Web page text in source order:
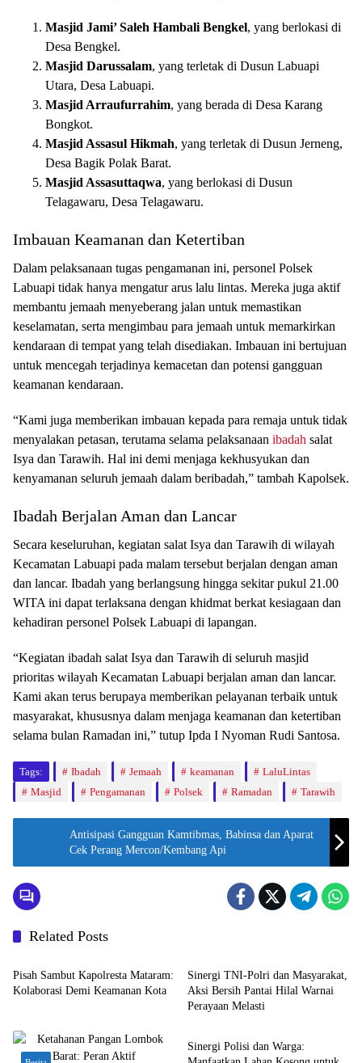
Masjid Jami’ Saleh Hambali Bengkel, yang berlokasi di
Desa Bengkel.
Masjid Darussalam, yang terletak di Dusun Labuapi
Utara, Desa Labuapi.
Masjid Arraufurrahim, yang berada di Desa Karang
Bongkot.
Masjid Assasul Hikmah, yang terletak di Dusun Jerneng,
Desa Bagik Polak Barat.
Masjid Assasuttaqwa, yang berlokasi di Dusun
Telagawaru, Desa Telagawaru.
Imbauan Keamanan dan Ketertiban
Dalam pelaksanaan tugas pengamanan ini, personel Polsek
Labuapi tidak hanya mengatur arus lalu lintas. Mereka juga aktif
membantu jemaah menyeberang jalan untuk memastikan
keselamatan, serta mengimbau para jemaah untuk memarkirkan
kendaraan di tempat yang telah disediakan. Imbauan ini bertujuan
untuk mencegah terjadinya kemacetan dan potensi gangguan
keamanan kendaraan.
“Kami juga memberikan imbauan kepada para remaja untuk tidak
menyalakan petasan, terutama selama pelaksanaan ibadah salat
Isya dan Tarawih. Hal ini demi menjaga kekhusyukan dan
kenyamanan seluruh jemaah dalam beribadah,” tambah Kapolsek.
Ibadah Berjalan Aman dan Lancar
Secara keseluruhan, kegiatan salat Isya dan Tarawih di wilayah
Kecamatan Labuapi pada malam tersebut berjalan dengan aman
dan lancar. Ibadah yang berlangsung hingga sekitar pukul 21.00
WITA ini dapat terlaksana dengan khidmat berkat kesiagaan dan
kehadiran personel Polsek Labuapi di lapangan.
“Kegiatan ibadah salat Isya dan Tarawih di seluruh masjid
prioritas wilayah Kecamatan Labuapi berjalan aman dan lancar.
Kami akan terus berupaya memberikan pelayanan terbaik untuk
masyarakat, khususnya dalam menjaga keamanan dan ketertiban
selama bulan Ramadan ini,” tutup Ipda I Nyoman Rudi Santosa.
Tags: Ibadah Jemaah keamanan
LaluLintas
Masjid
Pengamanan Polsek Ramadan Tarawih
Antisipasi Gangguan Kamtibmas, Babinsa dan Aparat
Cek Perang Mercon/Kembang Api
Related Posts
Bali Nusra
Pisah Sambut Kapolresta Mataram:
Kolaborasi Demi Keamanan Kota
Sinergi TNI-Polri dan Masyarakat,
Aksi Bersih Pantai Hilal Warnai
Perayaan Melasti
Berita
Sinergi Polisi dan Warga: